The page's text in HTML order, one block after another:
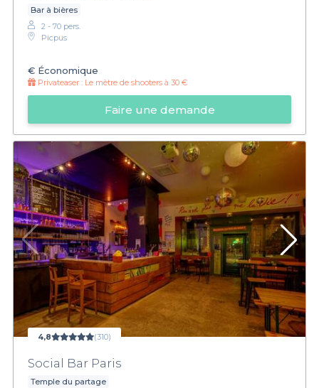
Bar à bières
2 - 70 pers.
Picpus
€ Économique
Privateaser : Le mètre de shooters à 30 €
Faire une demande
4,8 (310)
Social Bar Paris
Temple du partage